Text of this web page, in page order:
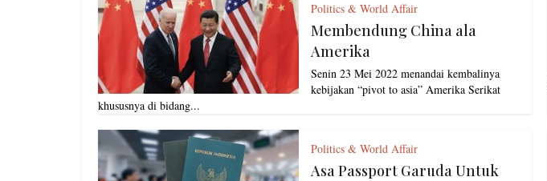
Politics & World Affair
Membendung China ala
Amerika
Senin 23 Mei 2022 menandai kembalinya
kebijakan “pivot to asia” Amerika Serikat
khususnya di bidang...
Politics & World Affair
Asa Passport Garuda Untuk